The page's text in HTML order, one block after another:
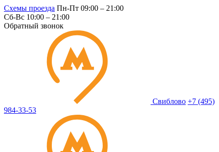
Схемы проезда Пн-Пт 09:00 – 21:00
Сб-Вс 10:00 – 21:00
Обратный звонок
Свиблово +7 (495)
984-33-53